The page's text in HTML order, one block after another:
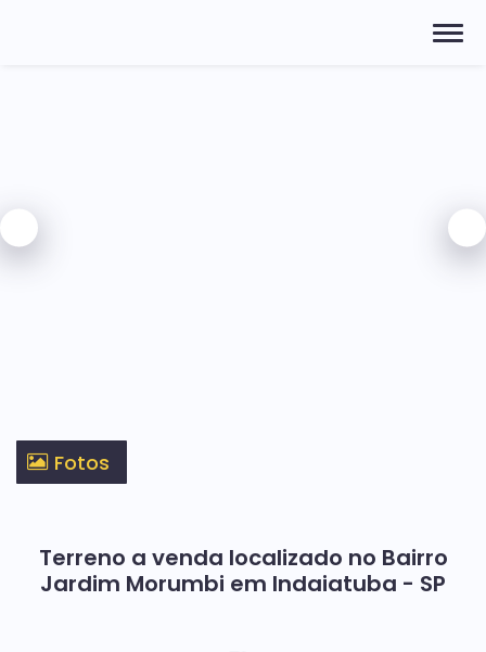
Fotos
Terreno a venda localizado no Bairro
Jardim Morumbi em Indaiatuba - SP